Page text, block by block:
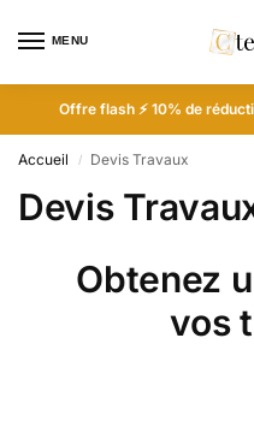
MENU
Offre flash ⚡ 10% de
Accueil / Devis Travaux
Devis
Obtenez
vos